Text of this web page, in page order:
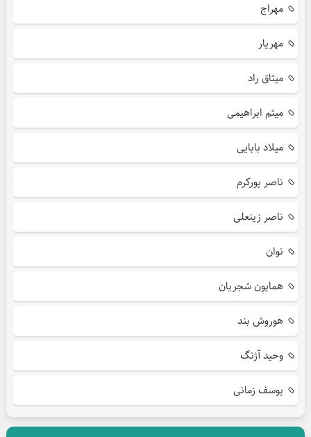
مهراج
مهریار
میثاق راد
میثم ابراهیمی
میلاد بابایی
ناصر پورکرم
ناصر زینعلی
نوان
همایون شجریان
هوروش بند
وحید آژنگ
یوسف زمانی